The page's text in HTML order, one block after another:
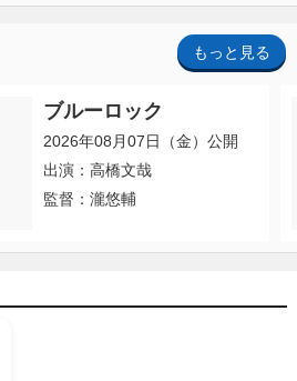
もっと見る
ブルーロック
2026年08月07日（金）公開
出演：高橋文哉
監督：瀧悠輔